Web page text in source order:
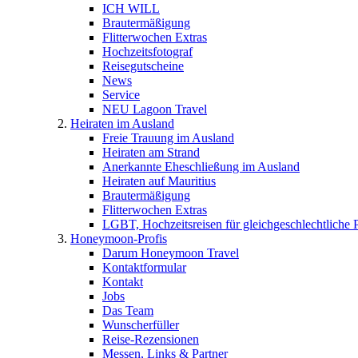
ICH WILL
Brautermäßigung
Flitterwochen Extras
Hochzeitsfotograf
Reisegutscheine
News
Service
NEU Lagoon Travel
Heiraten im Ausland
Freie Trauung im Ausland
Heiraten am Strand
Anerkannte Eheschließung im Ausland
Heiraten auf Mauritius
Brautermäßigung
Flitterwochen Extras
LGBT, Hochzeitsreisen für gleichgeschlechtliche
Honeymoon-Profis
Darum Honeymoon Travel
Kontaktformular
Kontakt
Jobs
Das Team
Wunscherfüller
Reise-Rezensionen
Messen, Links & Partner